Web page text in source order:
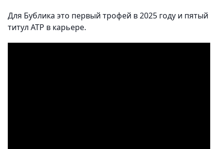
Для Бублика это первый трофей в 2025 году и пятый
титул ATP в карьере.